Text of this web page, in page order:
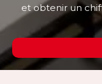
et obtenir un